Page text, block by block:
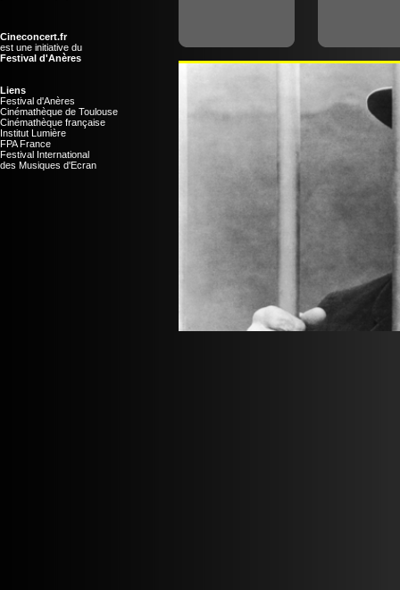
Cineconcert.fr
est une initiative du
Festival d'Anères
Liens
Festival d'Anères
Cinémathèque de Toulouse
Cinémathèque française
Institut Lumière
FPA France
Festival International
des Musiques d'Ecran